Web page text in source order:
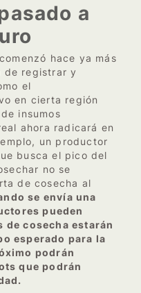
a
hace ya más
de registrar y
el
en cierta región
insumos
ahora radicará en
un productor
busca el pico del
no se
de cosecha al
se envía una
pueden
de cosecha estarán
esperado para la
podrán
que podrán